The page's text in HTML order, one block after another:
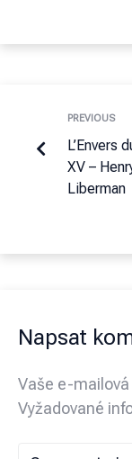
PREVIOUS
L’Envers
XV –
Liberman
Napsat
Vaše e-
Vyžadované